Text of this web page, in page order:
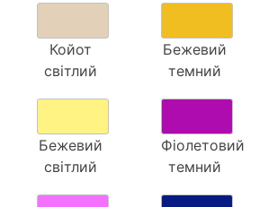
Койот
світлий
Бежевий
темний
Бежевий
світлий
Фіолетовий
темний